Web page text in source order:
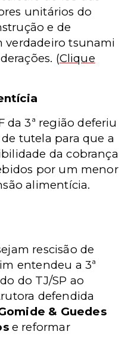
unitários do
e de
verdadeiro tsunami
(Clique
da 3ª região deferiu
tutela para que a
da cobrança
por um menor
alimentícia.
rescisão de
entendeu a 3ª
do TJ/SP ao
defendida
& Guedes
e reformar